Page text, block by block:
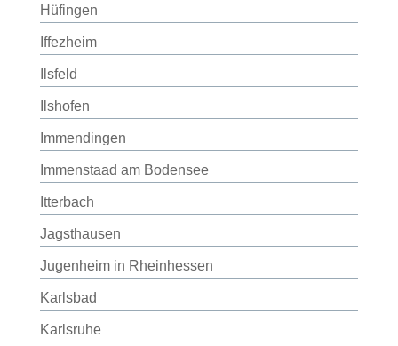
Hüfingen
Iffezheim
Ilsfeld
Ilshofen
Immendingen
Immenstaad am Bodensee
Itterbach
Jagsthausen
Jugenheim in Rheinhessen
Karlsbad
Karlsruhe